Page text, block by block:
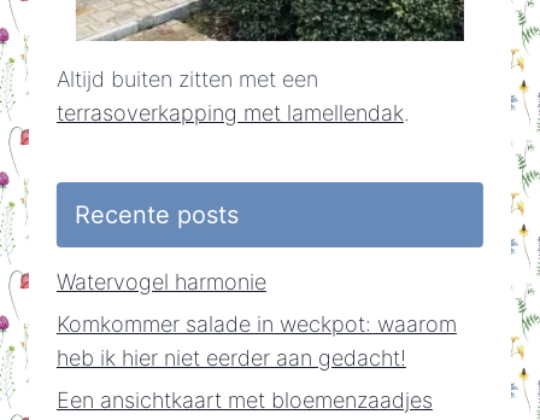
Altijd buiten zitten met een
terrasoverkapping met lamellendak.
Recente posts
Watervogel harmonie
Komkommer salade in weckpot: waarom
heb ik hier niet eerder aan gedacht!
Een ansichtkaart met bloemenzaadjes